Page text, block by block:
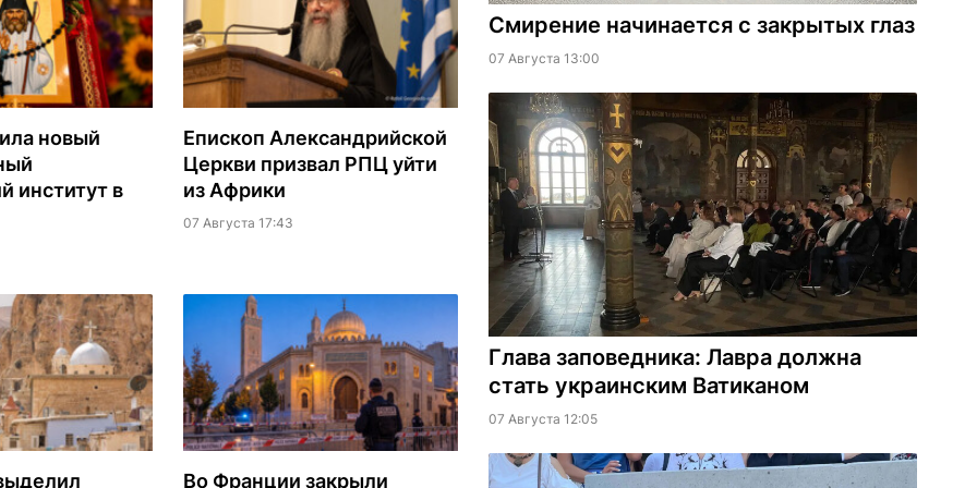
новый
институт в
Епископ Александрийской
Церкви призвал РПЦ уйти
из Африки
07 Августа 17:43
Во Франции закрыли
Смирение начинается с закрытых глаз
07 Августа 13:00
Глава заповедника: Лавра должна
стать украинским Ватиканом
07 Августа 12:05